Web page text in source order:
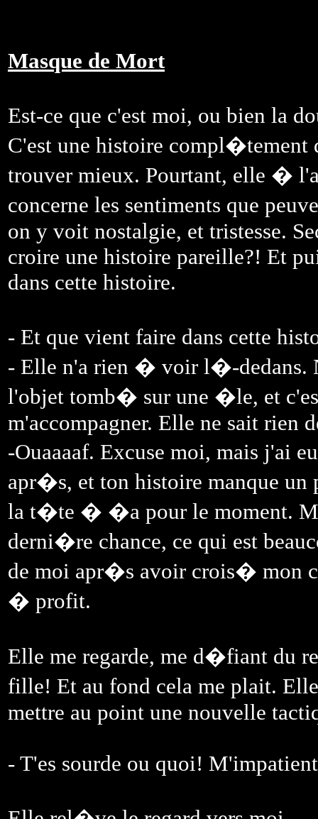
Masque de Mort
Est-ce que c'est moi, ou bien la
C'est une histoire
trouver mieux. Pourtant, elle �
concerne les sentiments que
on y voit nostalgie, et tristesse.
croire une histoire pareille?! Et
dans cette histoire.
- Et que vient faire dans cette
- Elle n'a rien � voir l�-dedans.
l'objet tomb� sur une �le, et
m'accompagner. Elle ne sait rien
-Ouaaaaf. Excuse moi, mais
apr�s, et ton histoire manque
la t�te � �a pour le moment.
derni�re chance, ce qui est
de moi apr�s avoir crois� mon
� profit.
Elle me regarde, me d�fiant du
fille! Et au fond cela me plait.
mettre au point une nouvelle
- T'es sourde ou quoi!